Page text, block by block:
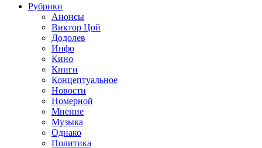
Рубрики
Анонсы
Виктор Цой
Додолев
Инфо
Кино
Книги
Концептуальное
Новости
Номерной
Мнение
Музыка
Однако
Политика